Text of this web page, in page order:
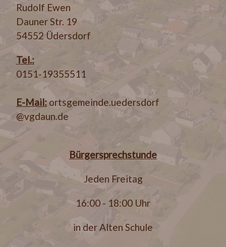
Rudolf Ewen
Dauner Str. 19
54552 Üdersdorf
Tel.:
0151-19355511
E-Mail: ortsgemeinde.uedersdorf
@vgdaun.de
Bürgersprechstunde
Jeden Freitag
16:00 - 18:00 Uhr
in der Alten Schule